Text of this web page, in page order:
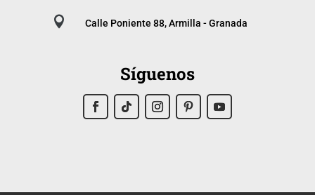
 Calle Poniente 88, Armilla - Granada
Síguenos